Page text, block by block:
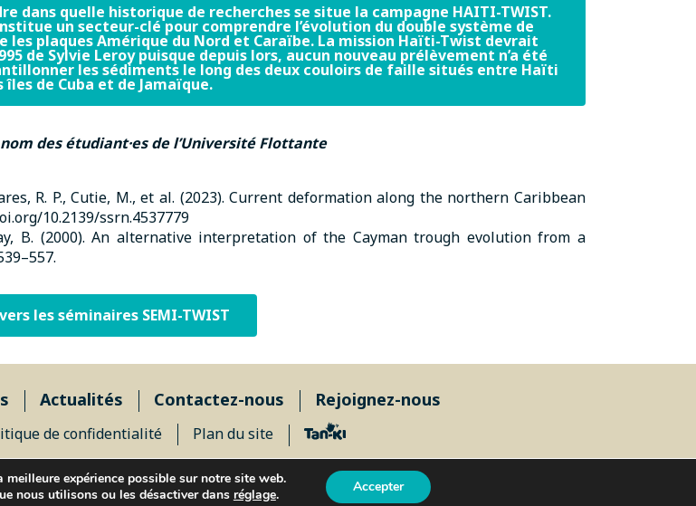
dans quelle historique de recherches se situe la campagne HAITI-TWIST.
un secteur-clé pour comprendre l’évolution du double système de
plaques Amérique du Nord et Caraïbe. La mission Haïti-Twist devrait
de Sylvie Leroy puisque depuis lors, aucun nouveau prélèvement n’a été
les sédiments le long des deux couloirs de faille situés entre Haïti
îles de Cuba et de Jamaïque.
des étudiant·es de l’Université Flottante
R. P., Cutie, M., et al. (2023). Current deformation along the northern Caribbean
10.2139/ssrn.4537779
B. (2000). An alternative interpretation of the Cayman trough evolution from a
les séminaires SEMI-TWIST
Actualités Contactez-nous Rejoignez-nous
de confidentialité Plan du site
ISblue, Tous droits réservés.
d’Urville - 29280 Plouzané, FRANCE
expérience possible sur notre site web.
nous utilisons ou les désactiver dans réglage. Accepter